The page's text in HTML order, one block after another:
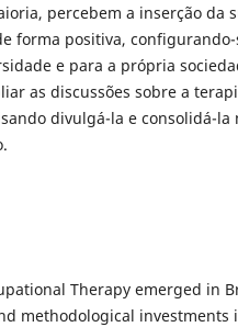
percebem a inserção da
forma positiva,
e para a própria
as discussões sobre a
divulgá-la e consolidá-la
Therapy emerged in
methodological investments